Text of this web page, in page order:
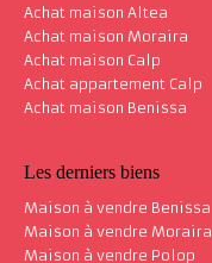
Achat maison Altea
Achat maison Moraira
Achat maison Calp
Achat appartement Calp
Achat maison Benissa
Les derniers biens
Maison à vendre Benissa
Maison à vendre Moraira
Maison à vendre Polop